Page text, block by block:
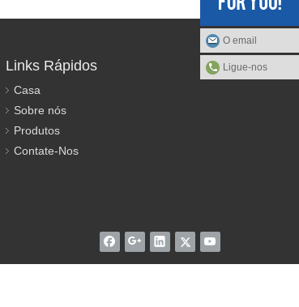
Links Rápidos
Casa
Sobre nós
Produtos
Contate-Nos
O email
Ligue-nos